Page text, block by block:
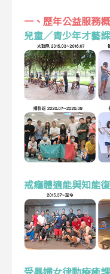
一、歷年公益服務
兒童／青少年才藝
戒癮體適能與知能